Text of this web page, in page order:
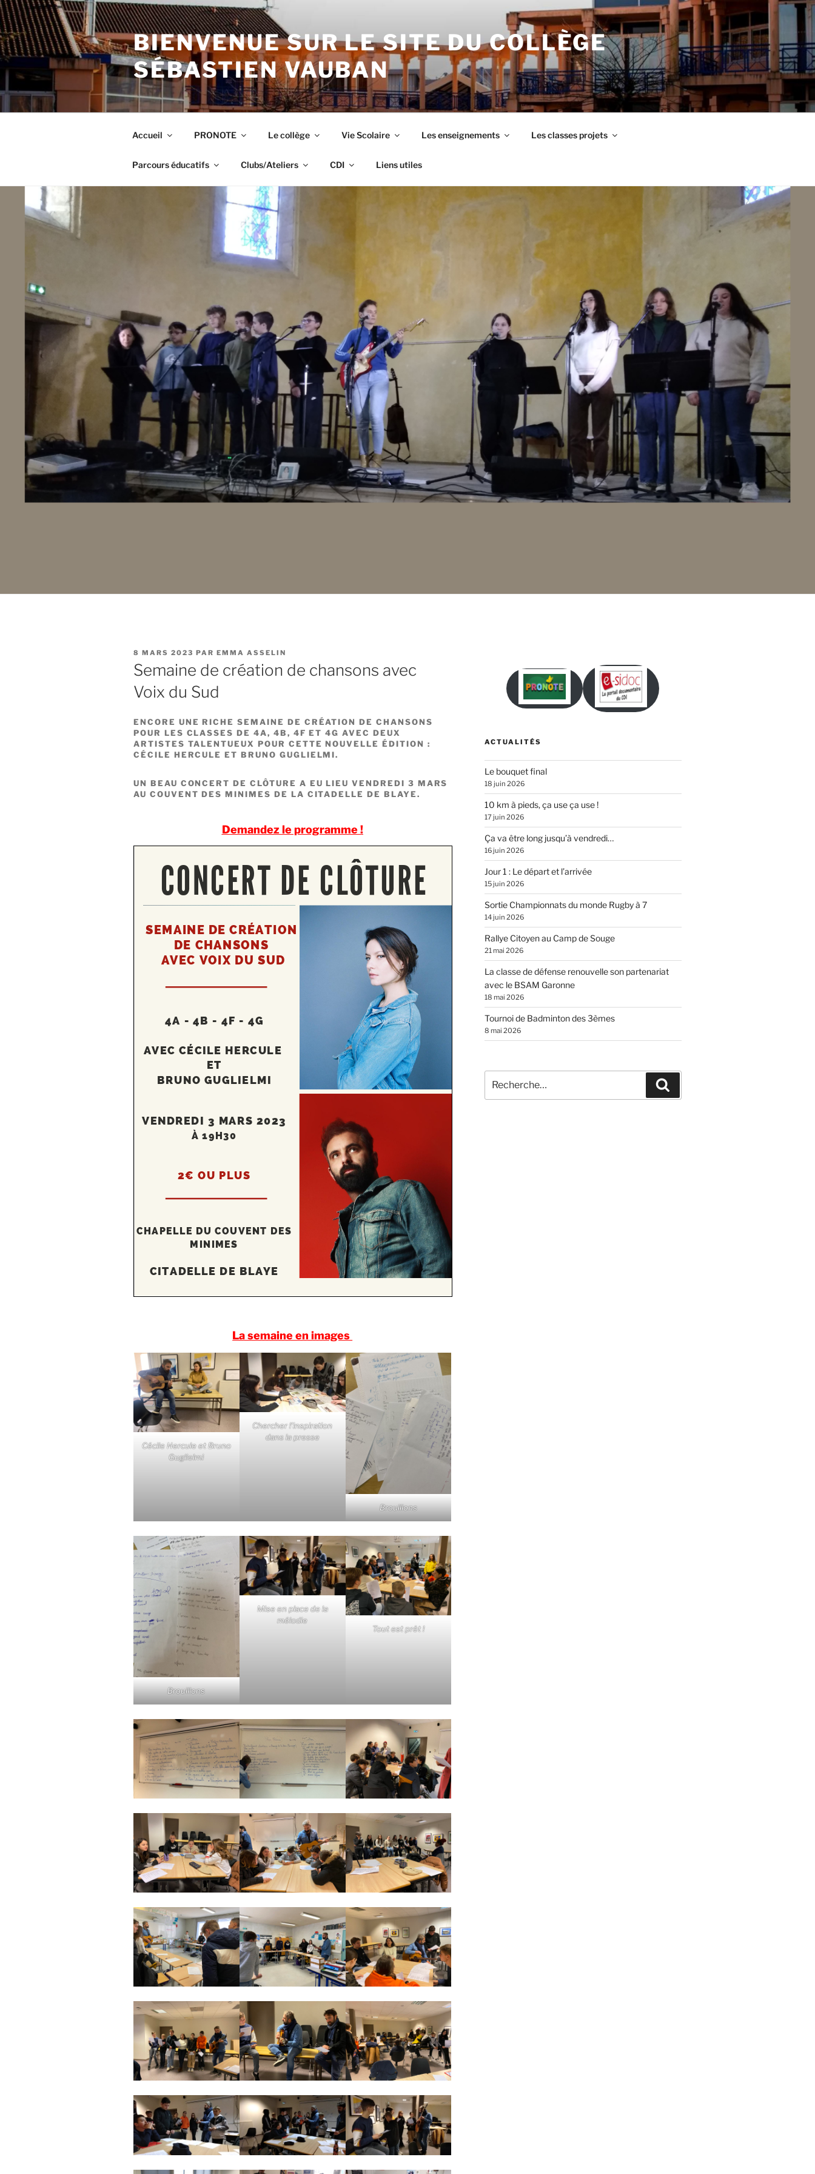
Aller
au
contenu
principal
BIENVENUE SUR LE SITE DU COLLÈGE
SÉBASTIEN VAUBAN
Accueil PRONOTE Le collège Vie Scolaire Les enseignements Les classes projets
Parcours éducatifs Clubs/Ateliers CDI Liens utiles
PUBLIÉ
LE
8 MARS 2023 PAR EMMA ASSELIN
Semaine de création de chansons avec
Voix du Sud
ENCORE UNE RICHE SEMAINE DE CRÉATION DE CHANSONS
POUR LES CLASSES DE 4A, 4B, 4F ET 4G AVEC DEUX
ARTISTES TALENTUEUX POUR CETTE NOUVELLE ÉDITION :
CÉCILE HERCULE ET BRUNO GUGLIELMI.
UN BEAU CONCERT DE CLÔTURE A EU LIEU VENDREDI 3 MARS
AU COUVENT DES MINIMES DE LA CITADELLE DE BLAYE.
Demandez le programme !
La semaine en images
Cécile Hercule et Bruno
Guglielmi
Chercher l’inspiration
dans la presse
Brouillons
Brouillons
Mise en place de la
mélodie
Tout est prêt !
ACTUALITÉS
Le bouquet final
18 juin 2026
10 km à pieds, ça use ça use !
17 juin 2026
Ça va être long jusqu’à vendredi…
16 juin 2026
Jour 1 : Le départ et l’arrivée
15 juin 2026
Sortie Championnats du monde Rugby à 7
14 juin 2026
Rallye Citoyen au Camp de Souge
21 mai 2026
La classe de défense renouvelle son partenariat
avec le BSAM Garonne
18 mai 2026
Tournoi de Badminton des 3èmes
8 mai 2026
pour
: